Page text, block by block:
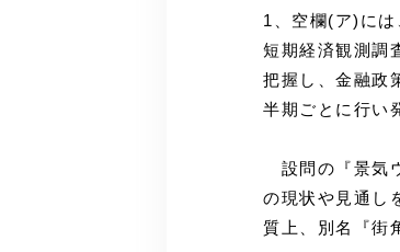
1、空欄(ア)に
短期経済観測調
把握し、金融政
半期ごとに行い
設問の『景気
の現状や見通し
質上、別名『街